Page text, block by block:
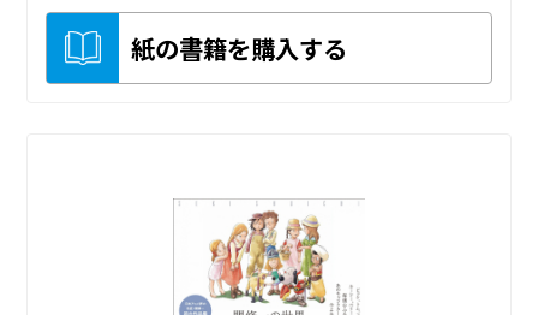
紙の書籍を購入する